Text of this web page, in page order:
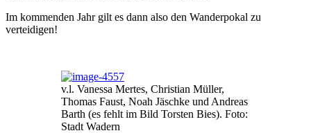
Im kommenden Jahr gilt es dann also den Wanderpokal zu
verteidigen!
v.l. Vanessa Mertes, Christian Müller,
Thomas Faust, Noah Jäschke und Andreas
Barth (es fehlt im Bild Torsten Bies). Foto:
Stadt Wadern